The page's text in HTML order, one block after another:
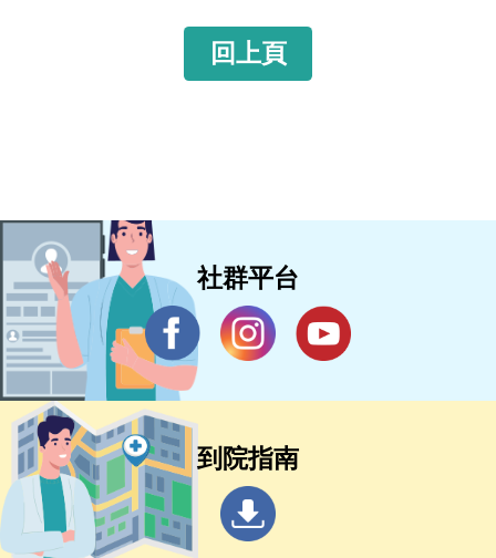
回上頁
社群平台
到院指南